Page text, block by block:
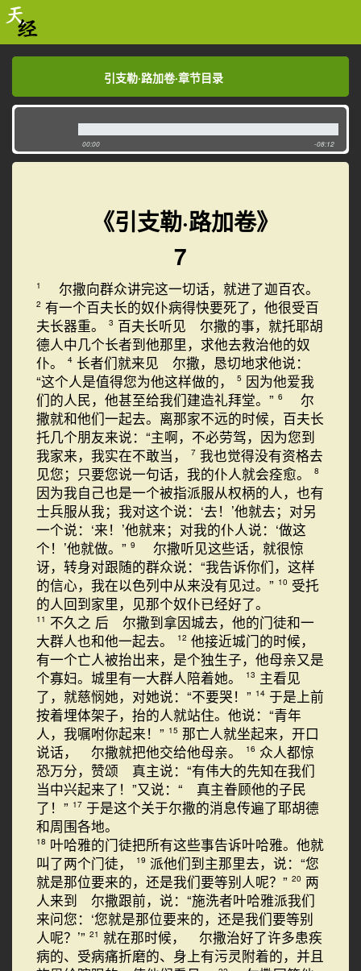
引支勒·路加卷·章节目录
引支勒·路加卷·章节目录
00:00 -08:12
《引支勒·路加卷》
7
1 尔撒向群众讲完这一切话，就进了迦百农。
2 有一个百夫长的奴仆病得快要死了，他很受百
夫长器重。
3 百夫长听见 尔撒的事，就托耶胡
德人中几个长者到他那里，求他去救治他的奴
仆。
4 长者们就来见 尔撒，恳切地求他说：
“这个人是值得您为他这样做的，
5 因为他爱我
们的人民，他甚至给我们建造礼拜堂。” 6
尔
撒就和他们一起去。离那家不远的时候，百夫长
托几个朋友来说：“主啊，不必劳驾，因为您到
我家来，我实在不敢当，
7 我也觉得没有资格去
见您；只要您说一句话，我的仆人就会痊愈。
8
因为我自己也是一个被指派服从权柄的人，也有
士兵服从我；我对这个说：‘去！’他就去；对另
一个说：‘来！’他就来；对我的仆人说：‘做这
个！’他就做。” 9
尔撒听见这些话，就很惊
讶，转身对跟随的群众说：“我告诉你们，这样
的信心，我在以色列中从来没有见过。” 10 受托
的人回到家里，见那个奴仆已经好了。
11 不久之 后 尔撒到拿因城去，他的门徒和一
大群人也和他一起去。
12 他接近城门的时候，
有一个亡人被抬出来，是个独生子，他母亲又是
个寡妇。城里有一大群人陪着她。
13 主看见
了，就慈悯她，对她说：“不要哭！” 14 于是上前
按着埋体架子，抬的人就站住。他说：“青年
人，我嘱咐你起来！” 15 那亡人就坐起来，开口
说话， 尔撒就把他交给他母亲。
16 众人都惊
恐万分，赞颂 真主说：“有伟大的先知在我们
当中兴起来了！”又说：“ 真主眷顾他的子民
了！” 17 于是这个关于尔撒的消息传遍了耶胡德
和周围各地。
18 叶哈雅的门徒把所有这些事告诉叶哈雅。他就
叫了两个门徒，
19 派他们到主那里去，说：“您
就是那位要来的，还是我们要等别人呢？” 20 两
人来到 尔撒跟前，说：“施洗者叶哈雅派我们
来问您：‘您就是那位要来的，还是我们要等别
人呢？’” 21 就在那时候， 尔撒治好了许多患疾
病的、受病痛折磨的、身上有污灵附着的，并且